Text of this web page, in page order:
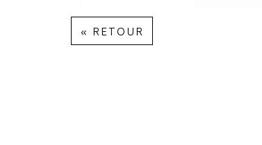
« RETOUR